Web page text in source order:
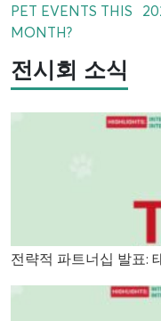
PET EVENTS THIS
MONTH?
전시회 소식
전략적 파트너십 발표: